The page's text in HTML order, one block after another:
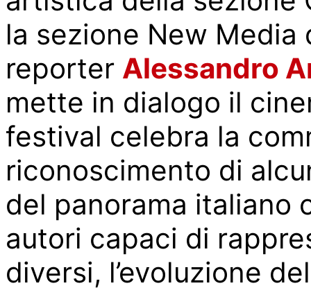
la sezione New
reporter Alessandro
mette in dialogo il
festival celebra la
riconoscimento di
del panorama italiano
autori capaci di
diversi, l’evoluzione